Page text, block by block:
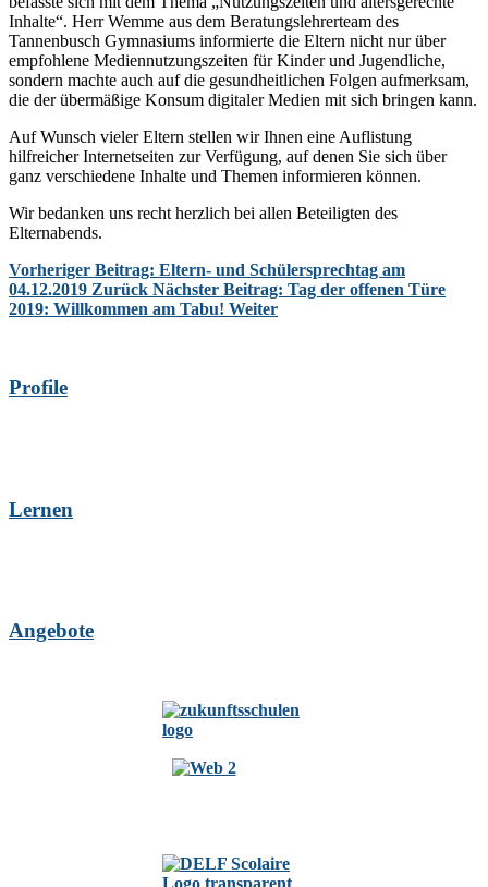
Inhalte“. Herr Wemme aus dem Beratungslehrerteam des
Tannenbusch Gymnasiums informierte die Eltern nicht nur über
empfohlene Mediennutzungszeiten für Kinder und Jugendliche,
sondern machte auch auf die gesundheitlichen Folgen aufmerksam,
die der übermäßige Konsum digitaler Medien mit sich bringen kann.
Auf Wunsch vieler Eltern stellen wir Ihnen eine Auflistung
hilfreicher Internetseiten zur Verfügung, auf denen Sie sich über
ganz verschiedene Inhalte und Themen informieren können.
Wir bedanken uns recht herzlich bei allen Beteiligten des
Elternabends.
Vorheriger Beitrag: Eltern- und Schülersprechtag am
04.12.2019 Zurück Nächster Beitrag: Tag der offenen Türe
2019: Willkommen am Tabu! Weiter
Profile
Lernen
Angebote